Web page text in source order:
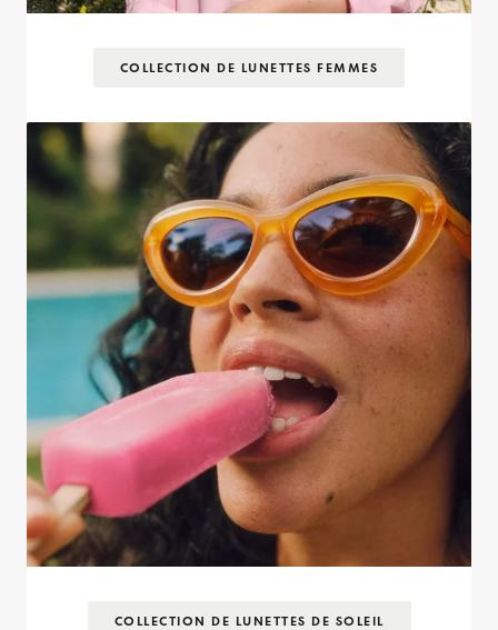
COLLECTION DE LUNETTES FEMMES
COLLECTION DE LUNETTES DE SOLEIL